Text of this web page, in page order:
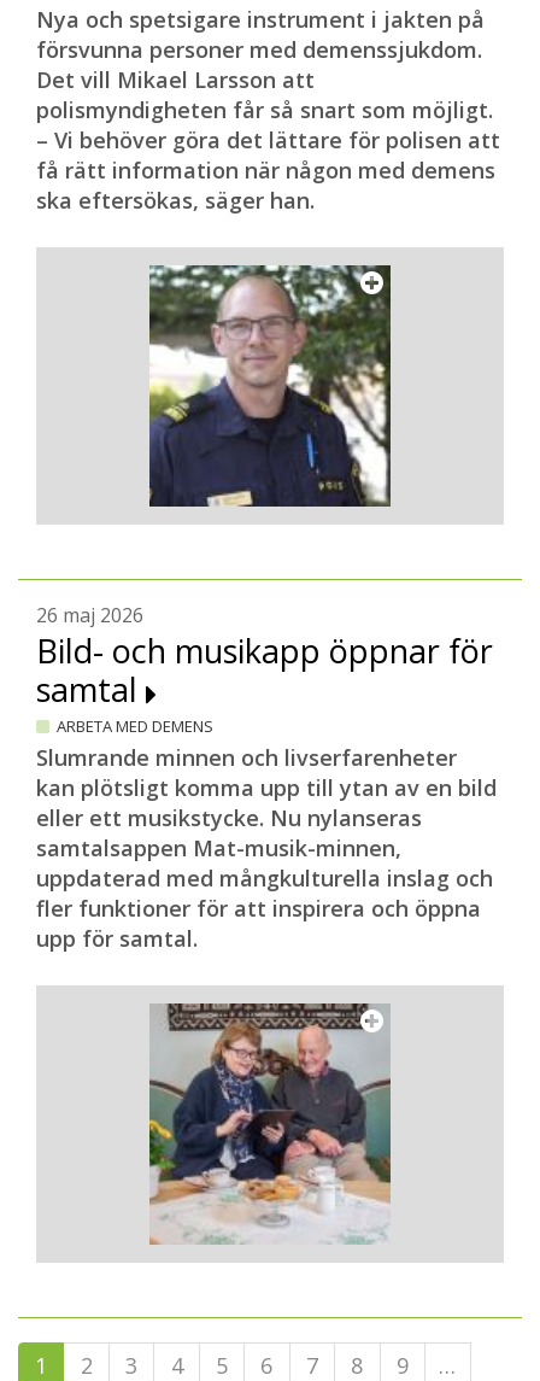
Nya och spetsigare instrument i jakten på
försvunna personer med demenssjukdom.
Det vill Mikael Larsson att
polismyndigheten får så snart som möjligt.
– Vi behöver göra det lättare för polisen att
få rätt information när någon med demens
ska eftersökas, säger han.
26 maj 2026
Bild- och musikapp öppnar för
samtal
ARBETA MED DEMENS
Slumrande minnen och livserfarenheter
kan plötsligt komma upp till ytan av en bild
eller ett musikstycke. Nu nylanseras
samtalsappen Mat-musik-minnen,
uppdaterad med mångkulturella inslag och
fler funktioner för att inspirera och öppna
upp för samtal.
1 2 3 4 5 6 7 8 9
…